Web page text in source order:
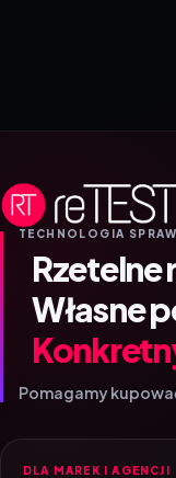
TECHNOLOGIA
Rzetelne
Własne
Pomagamy
DLA MAREK I AGENCJI